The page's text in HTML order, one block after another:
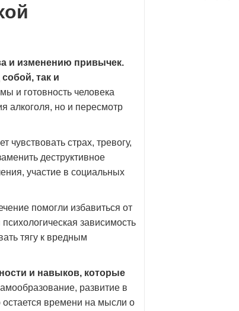
и изменению привычек.
так и
и готовность человека
алкоголя, но и пересмотр
страх, тревогу,
деструктивное
участие в социальных
помогли избавиться от
зависимость
тягу к вредным
и навыков, которые
развитие в
времени на мысли о